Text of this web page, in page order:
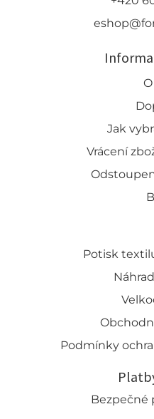
Jak
Vrácení
Potisk
Podmínky
Bezpečné